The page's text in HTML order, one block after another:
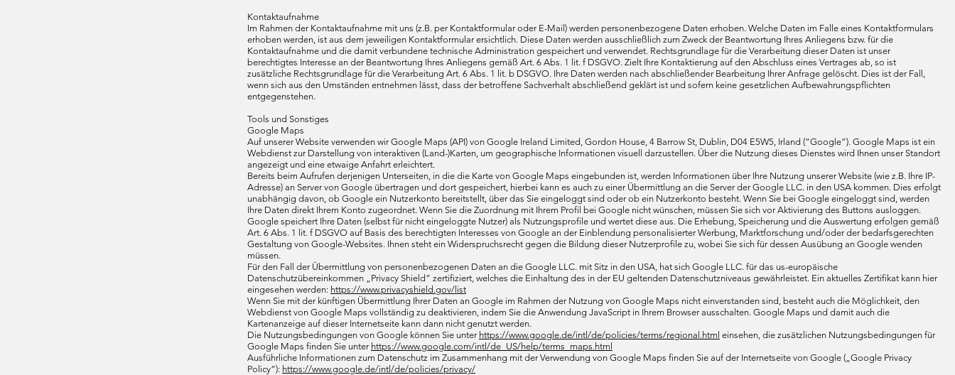
Kontaktaufnahme
Im Rahmen der Kontaktaufnahme mit uns (z.B. per Kontaktformular oder E-Mail) werden personenbezogene Daten erhoben. Welche Daten im Falle eines Kontaktformulars
erhoben werden, ist aus dem jeweiligen Kontaktformular ersichtlich. Diese Daten werden ausschließlich zum Zweck der Beantwortung Ihres Anliegens bzw. für die
Kontaktaufnahme und die damit verbundene technische Administration gespeichert und verwendet. Rechtsgrundlage für die Verarbeitung dieser Daten ist unser
berechtigtes Interesse an der Beantwortung Ihres Anliegens gemäß Art. 6 Abs. 1 lit. f DSGVO. Zielt Ihre Kontaktierung auf den Abschluss eines Vertrages ab, so ist
zusätzliche Rechtsgrundlage für die Verarbeitung Art. 6 Abs. 1 lit. b DSGVO. Ihre Daten werden nach abschließender Bearbeitung Ihrer Anfrage gelöscht. Dies ist der Fall,
wenn sich aus den Umständen entnehmen lässt, dass der betroffene Sachverhalt abschließend geklärt ist und sofern keine gesetzlichen Aufbewahrungspflichten
entgegenstehen.
Tools und Sonstiges
Google Maps
Auf unserer Website verwenden wir Google Maps (API) von Google Ireland Limited, Gordon House, 4 Barrow St, Dublin, D04 E5W5, Irland (“Google”). Google Maps ist ein
Webdienst zur Darstellung von interaktiven (Land-)Karten, um geographische Informationen visuell darzustellen. Über die Nutzung dieses Dienstes wird Ihnen unser Standort
angezeigt und eine etwaige Anfahrt erleichtert.
Bereits beim Aufrufen derjenigen Unterseiten, in die die Karte von Google Maps eingebunden ist, werden Informationen über Ihre Nutzung unserer Website (wie z.B. Ihre IP-
Adresse) an Server von Google übertragen und dort gespeichert, hierbei kann es auch zu einer Übermittlung an die Server der Google LLC. in den USA kommen. Dies erfolgt
unabhängig davon, ob Google ein Nutzerkonto bereitstellt, über das Sie eingeloggt sind oder ob ein Nutzerkonto besteht. Wenn Sie bei Google eingeloggt sind, werden
Ihre Daten direkt Ihrem Konto zugeordnet. Wenn Sie die Zuordnung mit Ihrem Profil bei Google nicht wünschen, müssen Sie sich vor Aktivierung des Buttons ausloggen.
Google speichert Ihre Daten (selbst für nicht eingeloggte Nutzer) als Nutzungsprofile und wertet diese aus. Die Erhebung, Speicherung und die Auswertung erfolgen gemäß
Art. 6 Abs. 1 lit. f DSGVO auf Basis des berechtigten Interesses von Google an der Einblendung personalisierter Werbung, Marktforschung und/oder der bedarfsgerechten
Gestaltung von Google-Websites. Ihnen steht ein Widerspruchsrecht gegen die Bildung dieser Nutzerprofile zu, wobei Sie sich für dessen Ausübung an Google wenden
müssen.
Für den Fall der Übermittlung von personenbezogenen Daten an die Google LLC. mit Sitz in den USA, hat sich Google LLC. für das us-europäische
Datenschutzübereinkommen „Privacy Shield“ zertifiziert, welches die Einhaltung des in der EU geltenden Datenschutzniveaus gewährleistet. Ein aktuelles Zertifikat kann hier
eingesehen werden: https://www.privacyshield.gov/list
Wenn Sie mit der künftigen Übermittlung Ihrer Daten an Google im Rahmen der Nutzung von Google Maps nicht einverstanden sind, besteht auch die Möglichkeit, den
Webdienst von Google Maps vollständig zu deaktivieren, indem Sie die Anwendung JavaScript in Ihrem Browser ausschalten. Google Maps und damit auch die
Kartenanzeige auf dieser Internetseite kann dann nicht genutzt werden.
Die Nutzungsbedingungen von Google können Sie unter https://www.google.de/intl/de/policies/terms/regional.html einsehen, die zusätzlichen Nutzungsbedingungen für
Google Maps finden Sie unter https://www.google.com/intl/de_US/help/terms_maps.html
Ausführliche Informationen zum Datenschutz im Zusammenhang mit der Verwendung von Google Maps finden Sie auf der Internetseite von Google („Google Privacy
Policy“): https://www.google.de/intl/de/policies/privacy/